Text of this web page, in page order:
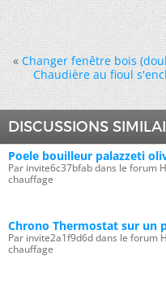
« Changer fenêtre bois
Chaudière au fioul
DISCUSSIONS
Poele bouilleur palazzeti
Par invite6c37bfab dans le forum
chauffage
Chrono Thermostat sur un
Par invite2a1f9d6d dans le forum
chauffage